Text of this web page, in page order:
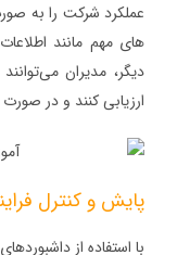
عملکرد شرکت را به
های مهم مانند
دیگر، مدیران
ارزیابی کنند و در صورت
پایش و کنترل
با استفاده از